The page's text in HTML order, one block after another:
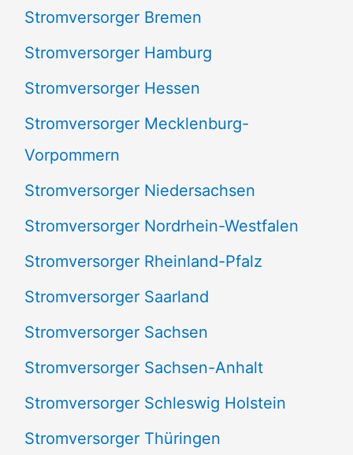
Stromversorger Bremen
Stromversorger Hamburg
Stromversorger Hessen
Stromversorger Mecklenburg-
Vorpommern
Stromversorger Niedersachsen
Stromversorger Nordrhein-Westfalen
Stromversorger Rheinland-Pfalz
Stromversorger Saarland
Stromversorger Sachsen
Stromversorger Sachsen-Anhalt
Stromversorger Schleswig Holstein
Stromversorger Thüringen